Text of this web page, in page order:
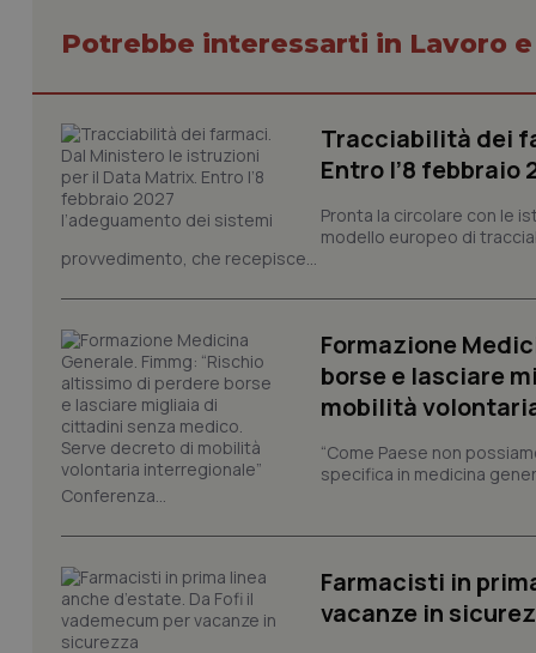
Potrebbe interessarti in Lavoro
Tracciabilità dei
Entro l’8 febbraio
Pronta la circolare con le
modello europeo di
provvedimento, che recepisce...
Formazione
borse e lasciare
mobilità
“Come Paese non
specifica in medicina
Conferenza...
Farmacisti in
vacanze in
_ga_KM60CM4NPH
_ga_0VMQEQKQ1N
__Secure-YNID
__Secure-
ROLLOUT_TOKEN